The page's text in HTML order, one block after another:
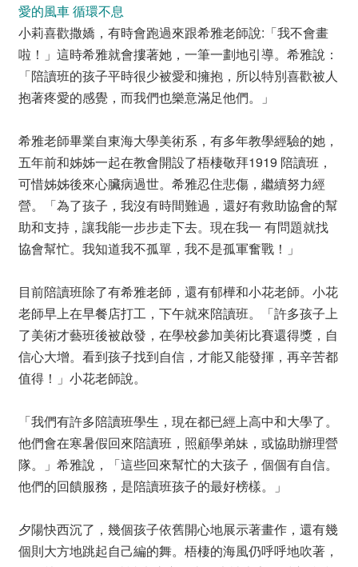
愛的風車 循環不息
小莉喜歡撒嬌，有時會跑過來跟希雅老師說:「我不會畫
啦！」這時希雅就會摟著她，一筆一劃地引導。希雅說：
「陪讀班的孩子平時很少被愛和擁抱，所以特別喜歡被人
抱著疼愛的感覺，而我們也樂意滿足他們。」
希雅老師畢業自東海大學美術系，有多年教學經驗的她，
五年前和姊姊一起在教會開設了梧棲敬拜1919 陪讀班，
可惜姊姊後來心臟病過世。希雅忍住悲傷，繼續努力經
營。「為了孩子，我沒有時間難過，還好有救助協會的幫
助和支持，讓我能一步步走下去。現在我一 有問題就找
協會幫忙。我知道我不孤單，我不是孤軍奮戰！」
目前陪讀班除了有希雅老師，還有郁樺和小花老師。小花
老師早上在早餐店打工，下午就來陪讀班。「許多孩子上
了美術才藝班後被啟發，在學校參加美術比賽還得獎，自
信心大增。看到孩子找到自信，才能又能發揮，再辛苦都
值得！」小花老師說。
「我們有許多陪讀班學生，現在都已經上高中和大學了。
他們會在寒暑假回來陪讀班，照顧學弟妹，或協助辦理營
隊。」希雅說，「這些回來幫忙的大孩子，個個有自信。
他們的回饋服務，是陪讀班孩子的最好榜樣。」
夕陽快西沉了，幾個孩子依舊開心地展示著畫作，還有幾
個則大方地跳起自己編的舞。梧棲的海風仍呼呼地吹著，